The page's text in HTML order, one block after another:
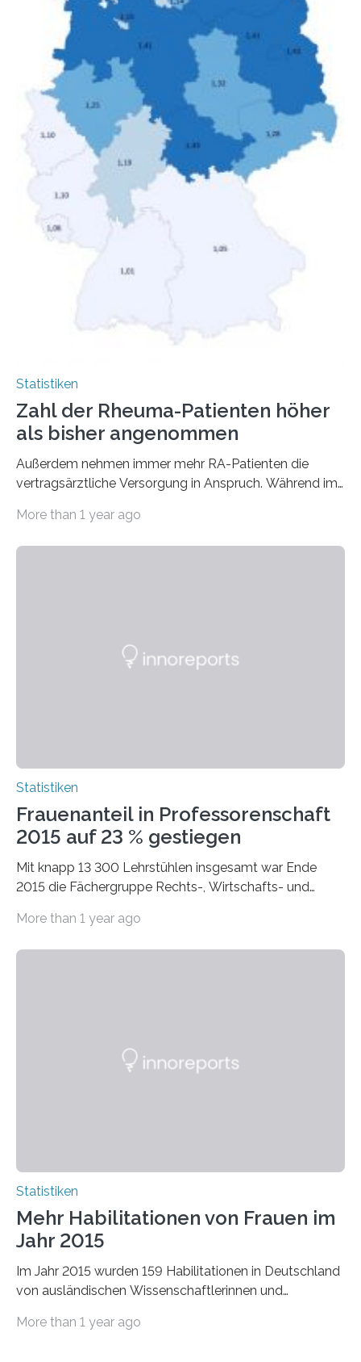
Nettoäquivalenzeinkommen) nur einen moderaten
Anstieg des Mietanteils am Gesamteinkommen
hinnehmen mussten, nahm die Belastung bei
Menschen mit…
Statistiken
Zahl der Rheuma-Patienten höher
als bisher angenommen
Außerdem nehmen immer mehr RA-Patienten die
vertragsärztliche Versorgung in Anspruch. Während im
More than 1 year ago
Statistiken
Frauenanteil in Professorenschaft
2015 auf 23 % gestiegen
Mit knapp 13 300 Lehrstühlen insgesamt war Ende
2015 die Fächergruppe Rechts-, Wirtschafts- und
bei…
More than 1 year ago
Statistiken
Mehr Habilitationen von Frauen im
Jahr 2015
Im Jahr 2015 wurden 159 Habilitationen in Deutschland
von ausländischen Wissenschaftlerinnen und
More than 1 year ago